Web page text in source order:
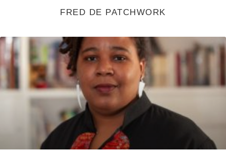
FRED DE PATCHWORK